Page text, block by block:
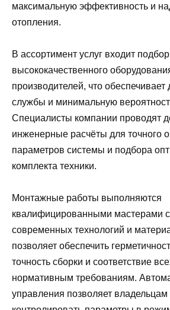
максимальную эффективность и
отопления.
В ассортимент услуг входит
высококачественного
производителей, что обеспечивает
службы и минимальную
Специалисты компании проводят
инженерные расчёты для точного
параметров системы и подбора
комплекта техники.
Монтажные работы выполняются
квалифицированными мастерами
современных технологий и
позволяет обеспечить
точность сборки и соответствие
нормативным требованиям.
управления позволяет владельцам